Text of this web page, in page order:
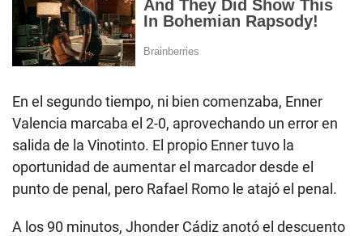
En el segundo tiempo, ni bien comenzaba, Enner
Valencia marcaba el 2-0, aprovechando un error en
salida de la Vinotinto. El propio Enner tuvo la
oportunidad de aumentar el marcador desde el
punto de penal, pero Rafael Romo le atajó el penal.
A los 90 minutos, Jhonder Cádiz anotó el descuento